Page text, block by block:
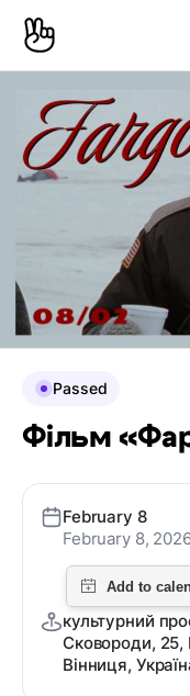
Passed
Фільм
February 8
February 8,
культурний
Сковороди, 25,
Вінниця,